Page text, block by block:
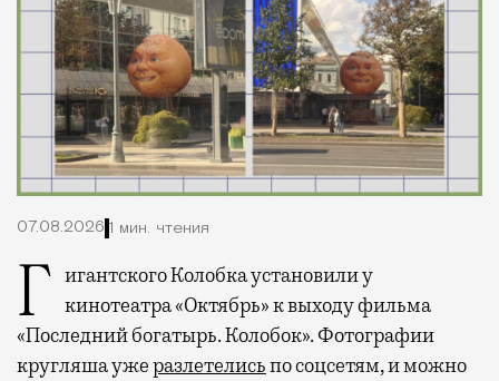
07.08.2026 1 мин. чтения
Гигантского Колобка установили у кинотеатра «Октябрь» к выходу фильма
«Последний богатырь. Колобок». Фотографии
кругляша ужеразлетелисьпо соцсетям, и можно